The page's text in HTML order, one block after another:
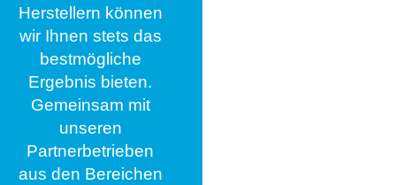
Herstellern können
wir Ihnen stets das
bestmögliche
Ergebnis bieten.
Gemeinsam mit
unseren
Partnerbetrieben
aus den Bereichen